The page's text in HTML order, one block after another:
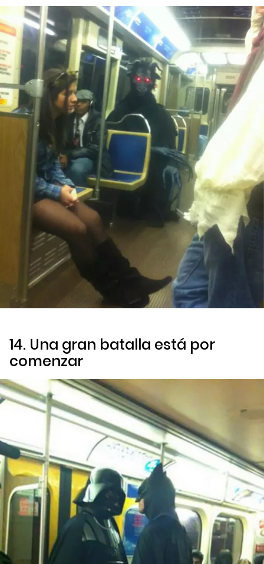
14. Una gran batalla está por
comenzar